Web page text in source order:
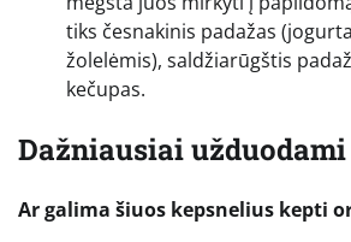
tiks česnakinis padažas
žolelėmis), saldžiarūgštis
kečupas.
Dažniausiai
Ar galima šiuos kepsnelius kepti